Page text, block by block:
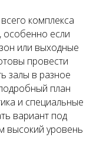
комплекса
особенно если
или выходные
провести
залы в разное
план
и специальные
вариант под
высокий уровень